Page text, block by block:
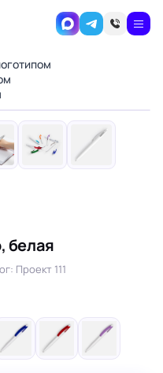
›
белая
Проект 111